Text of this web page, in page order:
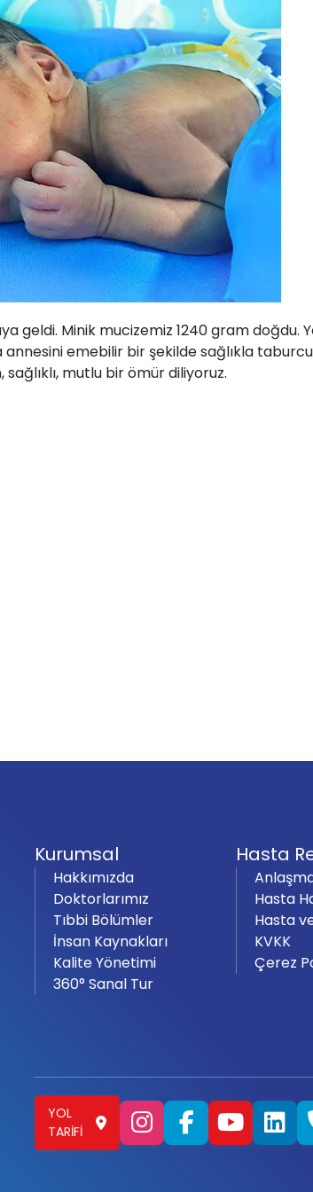
geldi. Minik mucizemiz 1240 gram doğdu.
emebilir bir şekilde sağlıkla
mutlu bir ömür diliyoruz.
Kurumsal
Hakkımızda
Doktorlarımız
Tıbbi Bölümler
İnsan Kaynakları
Kalite Yönetimi
360° Sanal Tur
Hasta
Hasta
Hasta
KVKK
Çerez
YOL
TARIFI